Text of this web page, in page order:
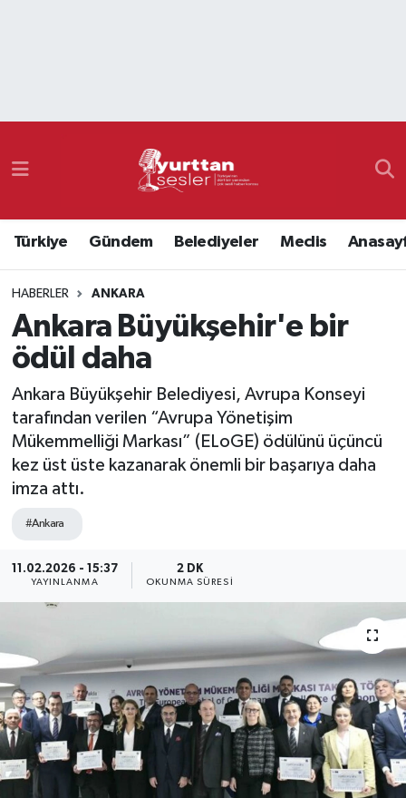
Türkiye Gündem Belediyeler Meclis
HABERLER ANKARA
Ankara Büyükşehir'e bir
ödül daha
Ankara Büyükşehir Belediyesi, Avrupa Konseyi
tarafından verilen “Avrupa Yönetişim
Mükemmelliği Markası” (ELoGE) ödülünü üçüncü
kez üst üste kazanarak önemli bir başarıya daha
imza attı.
#Ankara
11.02.2026 - 15:37
YAYINLANMA
2 DK
OKUNMA SÜRESI
Namaz Vakitleri
Süper Lig Puan Durumu ve Fikstür
Tüm Manşetler
Son Dakika Haberleri
Haber Arşivi